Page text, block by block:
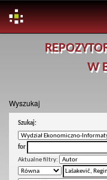
W
Wyszukaj
Szukaj:
for
Aktualne filtry: